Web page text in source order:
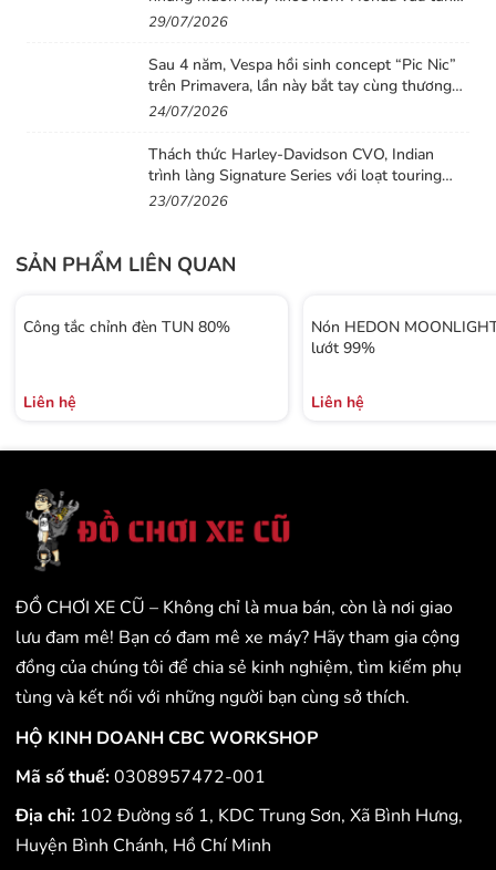
ra lời giải với CB500 mới
29/07/2026
Sau 4 năm, Vespa hồi sinh concept “Pic Nic”
trên Primavera, lần này bắt tay cùng thương
hiệu thời trang Gigi
24/07/2026
Thách thức Harley-Davidson CVO, Indian
trình làng Signature Series với loạt touring
sơn thủ công cực độc
23/07/2026
SẢN PHẨM LIÊN QUAN
Công tắc chỉnh đèn TUN 80%
Liên hệ
Nón HEDON
lướt 99%
Liên hệ
ĐỒ CHƠI XE CŨ – Không chỉ là mua bán, còn là nơi giao
lưu đam mê! Bạn có đam mê xe máy? Hãy tham gia cộng
đồng của chúng tôi để chia sẻ kinh nghiệm, tìm kiếm phụ
tùng và kết nối với những người bạn cùng sở thích.
HỘ KINH DOANH CBC WORKSHOP
Mã số thuế:0308957472-001
Địa chỉ: 102 Đường số 1, KDC Trung Sơn, Xã Bình Hưng,
Huyện Bình Chánh, Hồ Chí Minh